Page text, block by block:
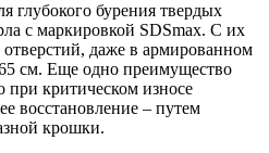
глубокого бурения твердых
с маркировкой SDSmax. С их
даже в армированном
см. Еще одно преимущество
при критическом износе
восстановление – путем
крошки.